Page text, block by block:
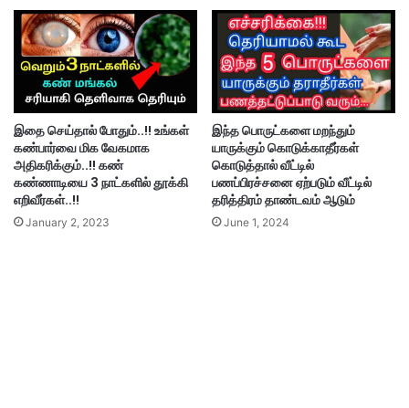
இதை செய்தால் போதும்..!! உங்கள்
கண்பார்வை மிக வேகமாக
அதிகரிக்கும்..!! கண்
கண்ணாடியை 3 நாட்களில் தூக்கி
எறிவீர்கள்..!!
January 2, 2023
இந்த பொருட்களை மறந்தும்
யாருக்கும் கொடுக்காதீர்கள்
கொடுத்தால் வீட்டில்
பணப்பிரச்சனை ஏற்படும் வீட்டில்
தரித்திரம் தாண்டவம் ஆடும்
June 1, 2024